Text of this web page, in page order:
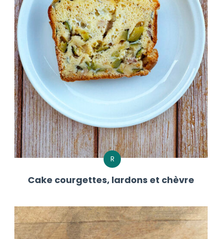
R
Cake courgettes, lardons et chèvre